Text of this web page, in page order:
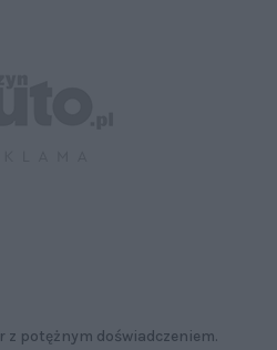
z potężnym doświadczeniem.